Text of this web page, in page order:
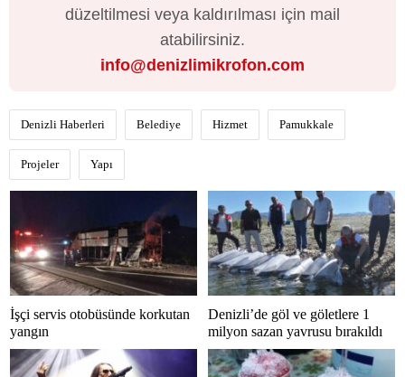
düzeltilmesi veya kaldırılması için mail
atabilirsiniz.
info@denizlimikrofon.com
Denizli Haberleri Belediye Hizmet Pamukkale
Projeler Yapı
İşçi servis otobüsünde korkutan
yangın
Denizli’de göl ve göletlere 1
milyon sazan yavrusu bırakıldı